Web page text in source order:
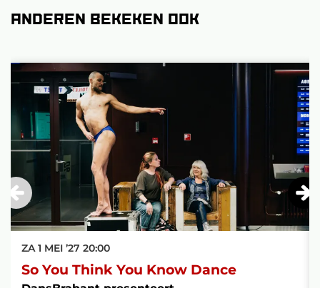
Anderen bekeken ook
So You Think You Know Dance
ZA 1 MEI ’27 20:00